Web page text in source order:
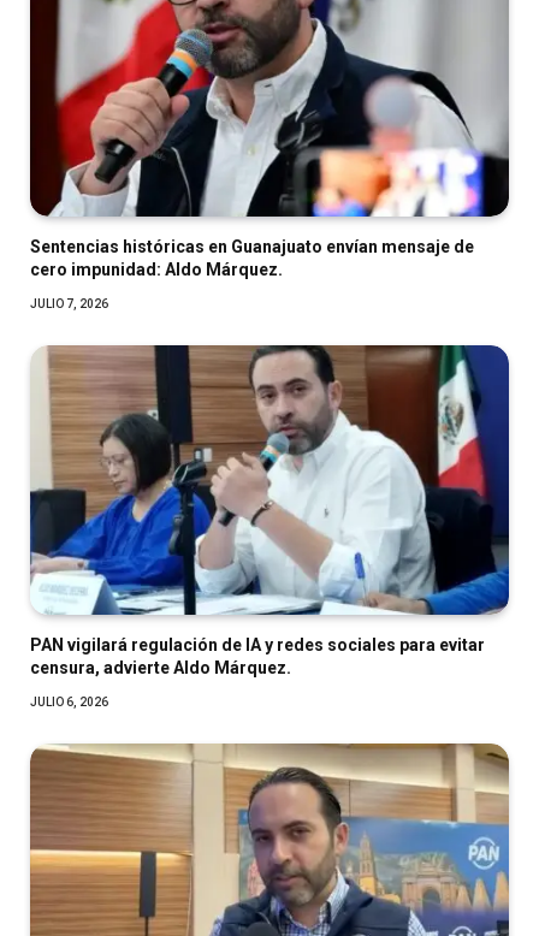
Sentencias históricas en Guanajuato envían mensaje de
cero impunidad: Aldo Márquez.
JULIO 7, 2026
PAN vigilará regulación de IA y redes sociales para evitar
censura, advierte Aldo Márquez.
JULIO 6, 2026